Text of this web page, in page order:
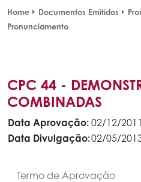
Home Documentos Emitidos
Pronunciamento
CPC 44 -
COMBINADAS
Data Aprovação: 02/12/2011
Data Divulgação:02/05/
Termo de Aprovação